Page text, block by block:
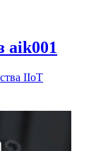
aik001
IIoT